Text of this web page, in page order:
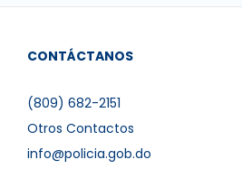
CONTÁCTANOS
(809) 682-2151
Otros Contactos
info@policia.gob.do